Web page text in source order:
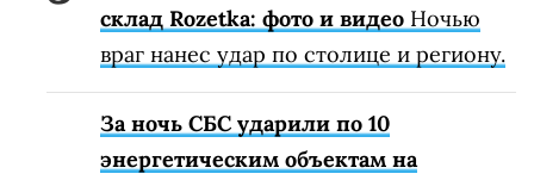
склад Rozetka: фото и видео Ночью
враг нанес удар по столице и региону.
За ночь СБС ударили по 10
энергетическим объектам на